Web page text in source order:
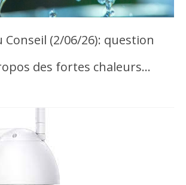
Conseil (2/06/26): question
des fortes chaleurs…